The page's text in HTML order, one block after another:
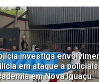
investiga
em ataque a
em Nova Iguaçu